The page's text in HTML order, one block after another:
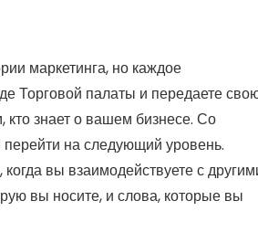
маркетинга, но каждое
Торговой палаты и передаете
кто знает о вашем бизнесе. Со
перейти на следующий уровень.
вы взаимодействуете с
вы носите, и слова, которые вы